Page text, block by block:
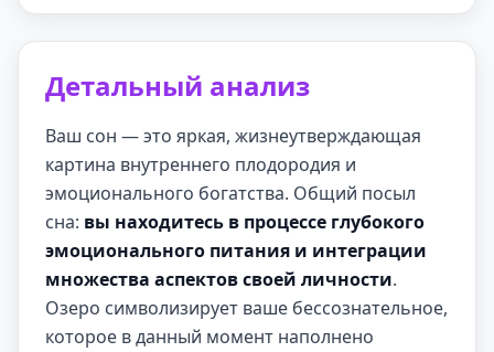
Детальный анализ
Ваш сон — это яркая, жизнеутверждающая
картина внутреннего плодородия и
эмоционального богатства. Общий посыл
сна: вы находитесь в процессе глубокого
эмоционального питания и интеграции
множества аспектов своей личности.
Озеро символизирует ваше бессознательное,
которое в данный момент наполнено